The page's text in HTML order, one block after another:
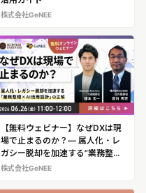
株式会社GeNEE
【無料ウェビナー】なぜDXは現
場で止まるのか？― 属人化・レ
ガシー脱却を加速する”業務整理
×AI活用設計”の正解 ―
株式会社GeNEE